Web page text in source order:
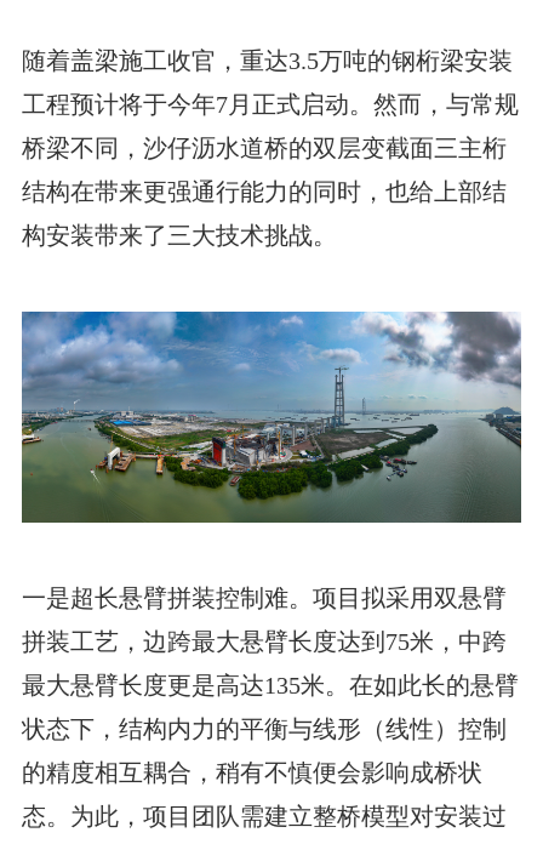
随着盖梁施工收官，重达3.5万吨的钢桁梁安装
工程预计将于今年7月正式启动。然而，与常规
桥梁不同，沙仔沥水道桥的双层变截面三主桁
结构在带来更强通行能力的同时，也给上部结
构安装带来了三大技术挑战。
一是超长悬臂拼装控制难。项目拟采用双悬臂
拼装工艺，边跨最大悬臂长度达到75米，中跨
最大悬臂长度更是高达135米。在如此长的悬臂
状态下，结构内力的平衡与线形（线性）控制
的精度相互耦合，稍有不慎便会影响成桥状
态。为此，项目团队需建立整桥模型对安装过